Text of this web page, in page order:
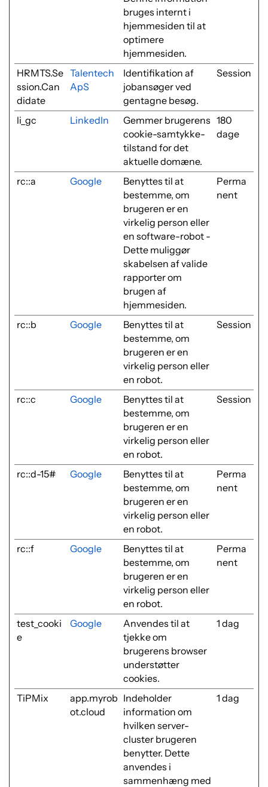
bruges internt i
hjemmesiden til at
optimere
hjemmesiden.
HRMTS.Se
ssion.Can
didate
Talentech
ApS
Identifikation af
jobansøger ved
gentagne besøg.
Session
li_gc LinkedIn
Gemmer brugerens
cookie-samtykke-
tilstand for det
aktuelle domæne.
180
dage
rc::a Google
Benyttes til at
bestemme, om
brugeren er en
virkelig person eller
en software-robot -
Dette muliggør
skabelsen af valide
rapporter om
brugen af
hjemmesiden.
Perma
nent
rc::b Google
Benyttes til at
bestemme, om
brugeren er en
virkelig person eller
en robot.
Session
rc::c Google
Benyttes til at
bestemme, om
brugeren er en
virkelig person eller
en robot.
Session
rc::d-15# Google
Benyttes til at
bestemme, om
brugeren er en
virkelig person eller
en robot.
Perma
nent
rc::f Google
Benyttes til at
bestemme, om
brugeren er en
virkelig person eller
en robot.
Perma
nent
test_cooki
e
Google
Anvendes til at
tjekke om
brugerens browser
understøtter
cookies.
1 dag
TiPMix
app.myrob
ot.cloud
Indeholder
information om
hvilken server-
cluster brugeren
benytter. Dette
anvendes i
sammenhæng med
1 dag